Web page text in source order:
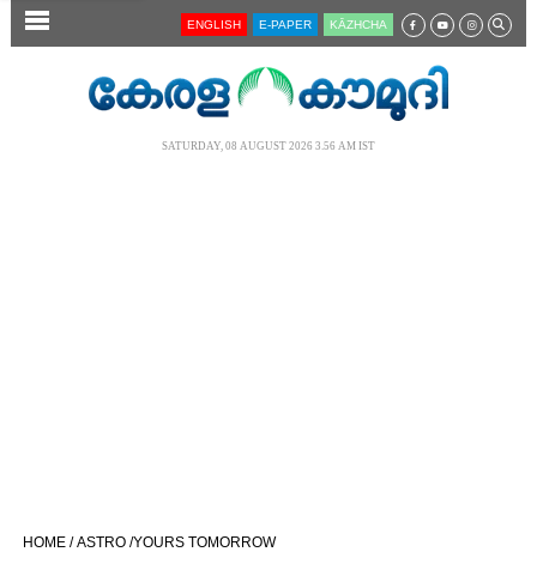
SECTIONS ENGLISH E-PAPER KĀZHCHA
SATURDAY, 08 AUGUST 2026 3.56 AM IST
HOME /ASTRO /YOURS TOMORROW